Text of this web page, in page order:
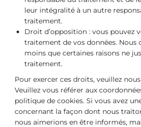
leur intégralité à un autre
traitement.
Droit d’opposition : vous pouvez
traitement de vos données. Nous
moins que certaines raisons ne
traitement.
Pour exercer ces droits, veuillez
Veuillez vous référer aux
politique de cookies. Si vous avez
concernant la façon dont nous
nous aimerions en être informés,